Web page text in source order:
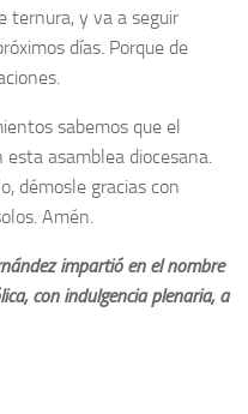
ternura, y va a seguir
días. Porque de
sabemos que el
asamblea diocesana.
démosle gracias con
Amén.
impartió en el nombre
con indulgencia plenaria, a